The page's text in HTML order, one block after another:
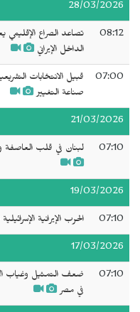
28/03/2026
08:12
تصاعد الصراع
الداخل الإيراني
07:00
قبيل الانتخابات
صناعة التغيير
21/03/2026
07:10 لبنان في قلب العاصفة
19/03/2026
07:10 الحرب الإيرانية
17/03/2026
07:10
ضعف التمثيل وغياب
في مصر